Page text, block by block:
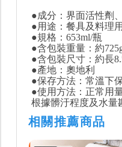
●成分：界面活性劑
●用途：餐具及料理
●規格：653ml/瓶
●含包裝重量：約
●含包裝尺寸：約長
●產地：奧地利
●保存方法：常溫下
●使用方法：正常用
根據髒汙程度及水量
相關推薦商品